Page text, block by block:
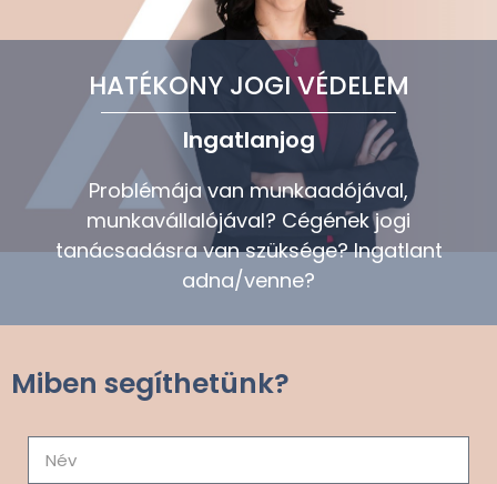
HATÉKONY JOGI VÉDELEM
Ingatlanjog
Adatvédelem
Problémája van munkaadójával,
munkavállalójával? Cégének jogi
tanácsadásra van szüksége? Ingatlant
adna/venne?
Miben segíthetünk?